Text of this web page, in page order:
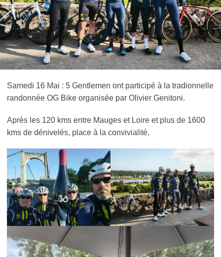
Samedi 16 Mai : 5 Gentlemen ont participé à la tradionnelle
randonnée OG Bike organisée par Olivier Genitoni.
Après les 120 kms entre Mauges et Loire et plus de 1600
kms de dénivelés, place à la convivialité.